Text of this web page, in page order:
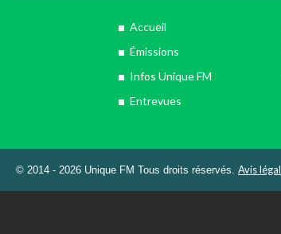
Accueil
Émissions
Infos Unique FM
Entrevues
© 2014 - 2026 Unique FM Tous droits réservés.Avis légal